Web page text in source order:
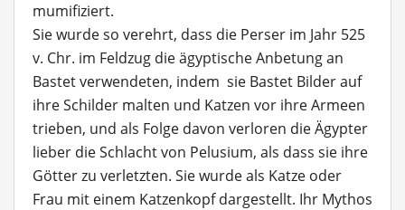
mumifiziert.
Sie wurde so verehrt, dass die Perser im Jahr 525
v. Chr. im Feldzug die ägyptische Anbetung an
Bastet verwendeten, indem sie Bastet Bilder auf
ihre Schilder malten und Katzen vor ihre Armeen
trieben, und als Folge davon verloren die Ägypter
lieber die Schlacht von Pelusium, als dass sie ihre
Götter zu verletzten. Sie wurde als Katze oder
Frau mit einem Katzenkopf dargestellt. Ihr Mythos